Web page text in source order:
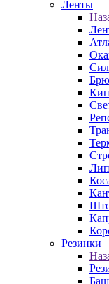
Ленты
Резинки